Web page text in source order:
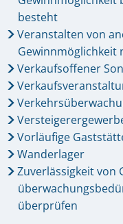
besteht
Veranstalten von
Gewinnmöglichkeit
Verkaufsoffener
Vorläufige
Wanderlager
Zuverlässigkeit von
überprüfen